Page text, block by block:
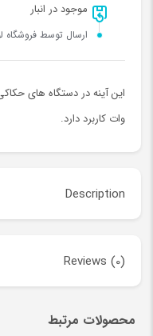
موجود در انبار
ارسال توسط فروشگاه
وات کاربرد دارد.
Description
آینه های C02
در هر سیستم CO2، آینه یکی از مهمترین اجزاء است.
Reviews (0)
Be the first to review “آینه لیزر co2 چینی”
محصولات مرتبط